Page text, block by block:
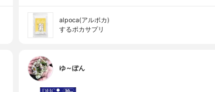
alpoca(アルポカ)
するポカサプリ
ゆ～ぽん